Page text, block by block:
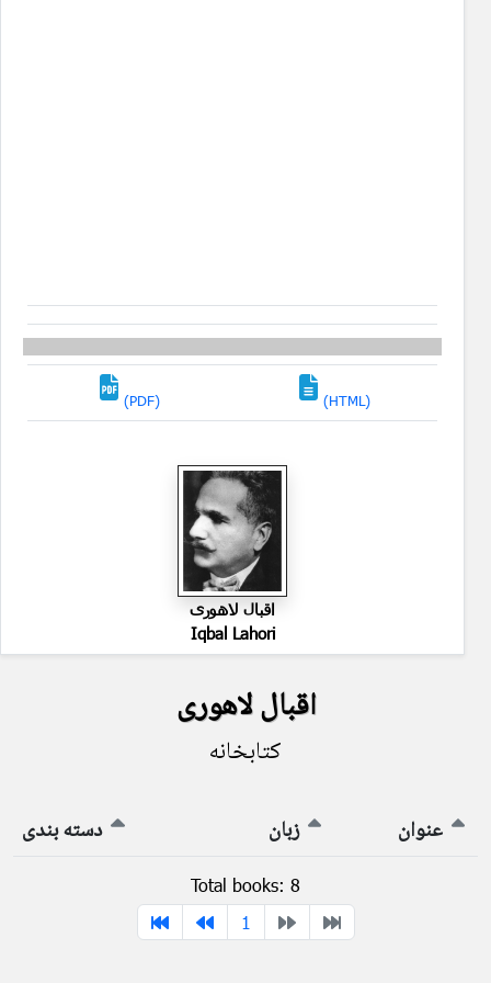
(PDF) (HTML)
اقبال لاهوری
Iqbal Lahori
اقبال لاهوری
کتابخانه
عنوان زبان دسته بندی
Total books: 8
1